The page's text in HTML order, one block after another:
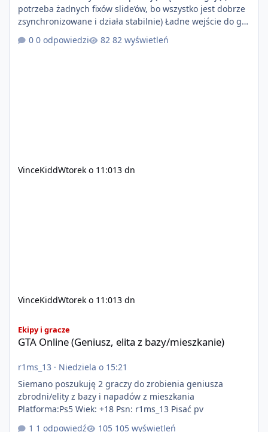
potrzeba żadnych fixów slide’ów, bo wszystko jest dobrze
zsynchronizowane i działa stabilnie) Ładne wejście do gry
+ solidny antycheat na poziomie multiplayera Wygodne
pisanie własnych modów i skryptów (wsparcie C# / JS /
0 odpowiedzi 82 wyświetleń
VinceKiddWtorek o 11:013 dn
VinceKiddWtorek o 11:013 dn
Ekipy i gracze
GTA Online (Geniusz, elita z bazy/mieszkanie)
r1ms_13 · Niedziela o 15:21
Siemano poszukuję 2 graczy do zrobienia geniusza
zbrodni/elity z bazy i napadów z mieszkania
Platforma:Ps5 Wiek: +18 Psn: r1ms_13 Pisać pv
1 odpowiedź
105 wyświetleń